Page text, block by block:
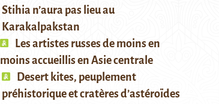
Stihia n’aura pas lieu au
Karakalpakstan
Les artistes russes de moins en
moins accueillis en Asie centrale
Desert kites, peuplement
préhistorique et cratères d’astéroïdes